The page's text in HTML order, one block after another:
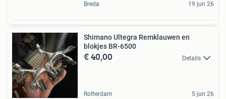
Breda 19 jun 26
Shimano Ultegra Remklauwen en
blokjes BR-6500
€ 40,00 Details
Rotterdam 5 jun 26